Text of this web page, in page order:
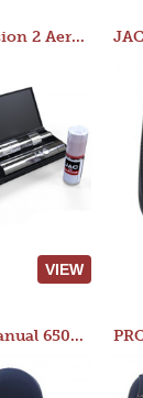
Series-E Version 2 Aero Tank Starter Kit
VIEW
PRO Vgo2 Manual 650mAh Kit